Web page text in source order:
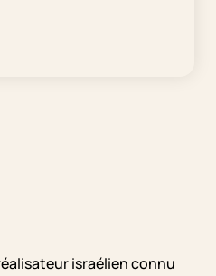
israélien connu